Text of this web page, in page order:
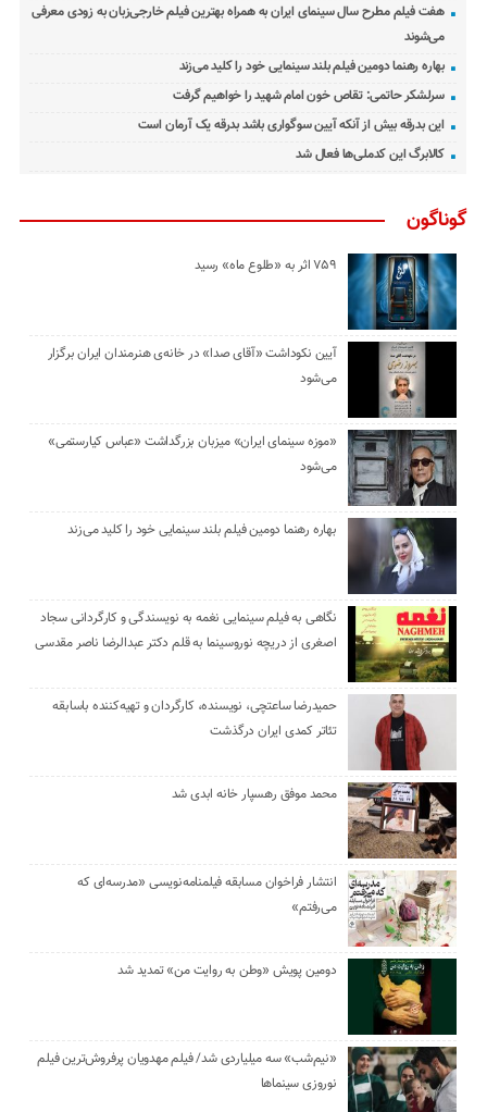
هفت فیلم مطرح سال سینمای ایران به همراه بهترین فیلم خارجی‌زبان به زودی معرفی
می‌شوند
بهاره رهنما دومین فیلم بلند سینمایی خود را کلید می‌زند
سرلشکر حاتمی: تقاص خون امام شهید را خواهیم گرفت
این بدرقه بیش از آنکه آیین سوگواری باشد بدرقه یک آرمان است
کالابرگ این کدملی‌ها فعال شد
گوناگون
۷۵۹ اثر به «طلوع ماه» رسید
آیین نکوداشت «آقای صدا» در خانه‌ی هنرمندان ایران برگزار
می‌شود
«موزه سینمای ایران» میزبان بزرگداشت «عباس کیارستمی»
می‌شود
بهاره رهنما دومین فیلم بلند سینمایی خود را کلید می‌زند
نگاهی به فیلم سینمایی نغمه به نویسندگی و کارگردانی سجاد
اصغری از دریچه نوروسینما به قلم دکتر عبدالرضا ناصر مقدسی
حمیدرضا ساعتچی، نویسنده، کارگردان و تهیه‌کننده باسابقه
تئاتر کمدی ایران درگذشت
محمد موفق رهسپار خانه ابدی شد
انتشار فراخوان مسابقه فیلمنامه‌نویسی «مدرسه‌ای که
می‌رفتم»
دومین پویش «وطن به روایت من» تمدید شد
«نیم‌شب» سه میلیاردی شد/ فیلم مهدویان پرفروش‌ترین فیلم
نوروزی سینماها